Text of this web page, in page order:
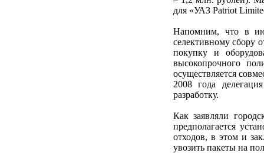
для «УАЗ Patriot
Напомним, что в
селективному сбору
покупку и
высокопрочного
осуществляется
2008 года
разработку.
Как заявляли
предполагается
отходов, в этом и
увозить пакеты на